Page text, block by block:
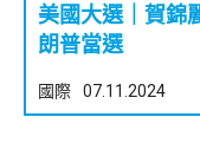
美國大選｜賀
朗普當選
國際 07.11.2024